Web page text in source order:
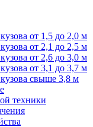
от 1,5 до 2,0 м
от 2,1 до 2,5 м
от 2,6 до 3,0 м
от 3,1 до 3,7 м
свыше 3,8 м
техники